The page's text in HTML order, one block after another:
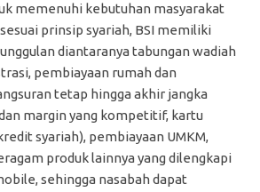
memenuhi kebutuhan masyarakat
prinsip syariah, BSI memiliki
diantaranya tabungan wadiah
pembiayaan rumah dan
tetap hingga akhir jangka
margin yang kompetitif, kartu
syariah), pembiayaan UMKM,
produk lainnya yang dilengkapi
sehingga nasabah dapat